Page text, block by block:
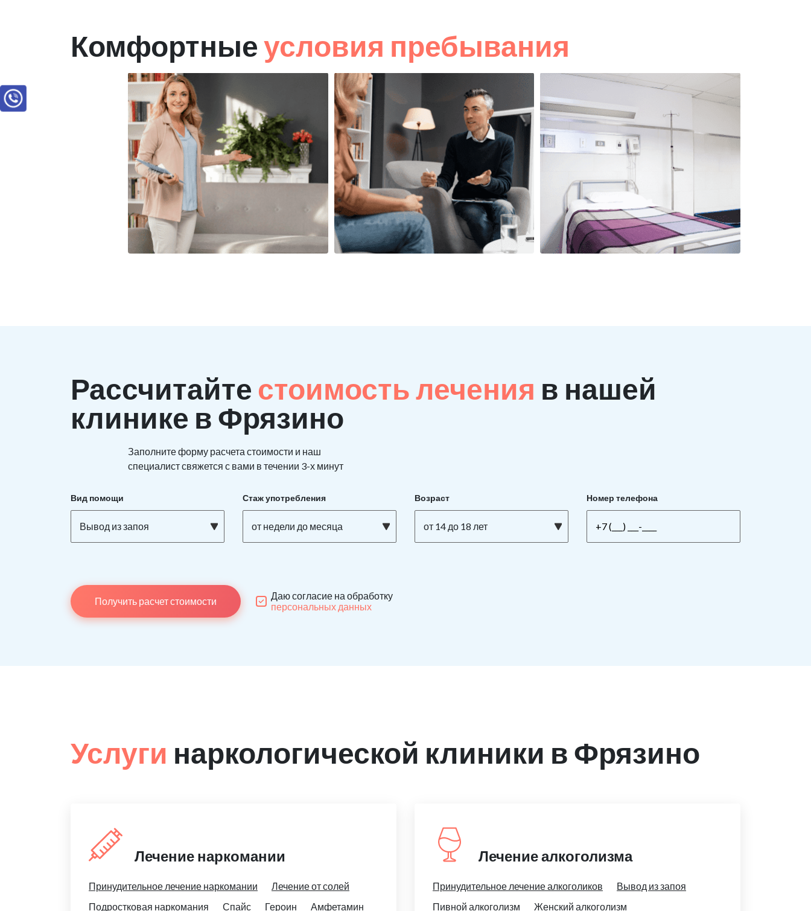
Комфортныеусловия пребывания
Рассчитайте стоимость лечения в нашей
клинике в Фрязино
Заполните форму расчета стоимости и наш
специалист свяжется с вами в течении 3-х минут
Вид помощи
Вывод из запоя
Стаж употребления
от недели до месяца
Возраст
от 14 до 18 лет
Номер телефона
Получить расчет стоимости
Даю согласие на обработку
персональных данных
Услуги наркологической клиники в Фрязино
Лечение наркомании
Принудительное лечение наркомании
Лечение от солей
Подростковая наркомания
Спайс Героин Амфетамин
Лечение алкоголизма
Принудительное лечение алкоголиков
Вывод из запоя
Пивной алкоголизм
Женский алкоголизм